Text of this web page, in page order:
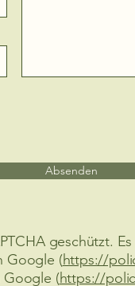
Absenden
geschützt.
Google (https://
Google (https://